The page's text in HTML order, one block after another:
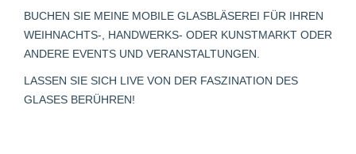
in
new
window
in
new
window
in
new
window
opens
in
new
in
new
window
BUCHEN SIE MEINE MOBILE GLASBLÄSEREI FÜR IHREN
WEIHNACHTS-, HANDWERKS- ODER KUNSTMARKT ODER
ANDERE EVENTS UND VERANSTALTUNGEN.
LASSEN SIE SICH LIVE VON DER FASZINATION DES
GLASES BERÜHREN!